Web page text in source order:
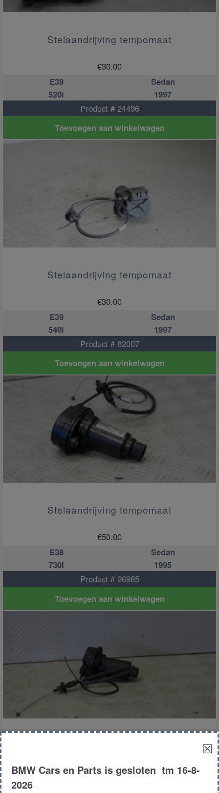
Stelaandrijving tempomaat
€30.00
E39
Sedan
520i
1997
Product # 24496
Toevoegen aan winkelwagen
Stelaandrijving tempomaat
€30.00
E39
Sedan
540i
1997
Product # 82007
Toevoegen aan winkelwagen
Stelaandrijving tempomaat
€50.00
E38
Sedan
730I
1995
Product # 26985
Toevoegen aan winkelwagen
€ 50.00
☒
BMW Cars en Parts is gesloten tm 16-8-
2026